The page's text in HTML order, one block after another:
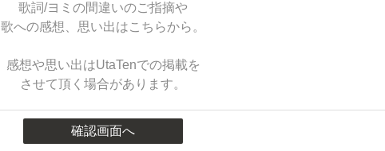
歌詞/ヨミの間違いのご指摘や
歌への感想、思い出はこちらから。
感想や思い出はUtaTenでの掲載を
させて頂く場合があります。
確認画面へ